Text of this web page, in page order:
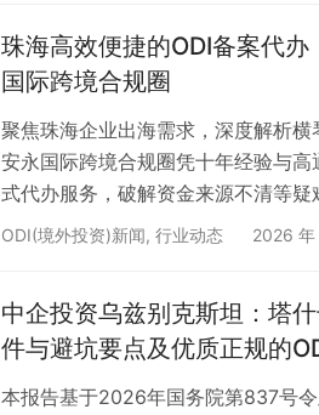
珠海高效便捷的ODI备案代
国际跨境合规圈
聚焦珠海企业出海需求，深度解析横
安永国际跨境合规圈凭十年经验与
式代办服务，破解资金来源不清等
ODI(境外投资)新闻, 行业动态 2026 年
中企投资乌兹别克斯坦：塔
件与避坑要点及优质正规的
本报告基于2026年国务院第837号